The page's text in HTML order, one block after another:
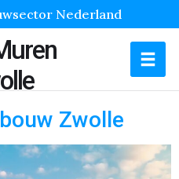
Nederland
Zwolle